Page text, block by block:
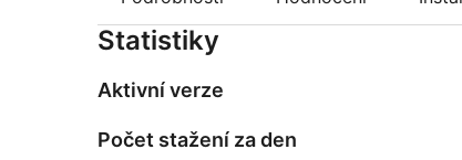
Statistiky
Aktivní verze
Počet stažení za den